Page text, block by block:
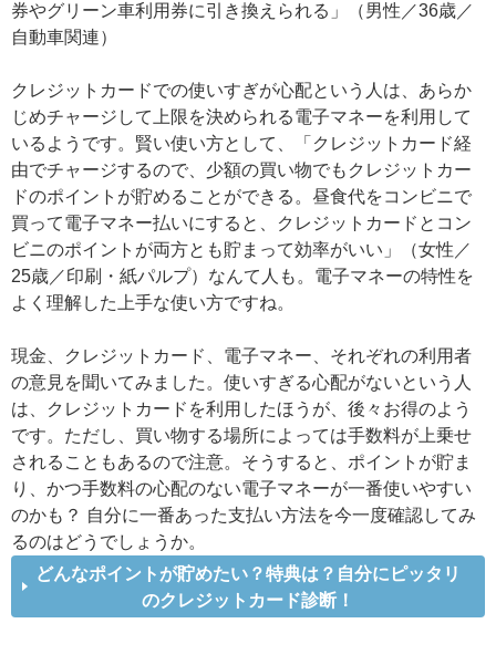
券やグリーン車利用券に引き換えられる」（男性／36歳／
自動車関連）
クレジットカードでの使いすぎが心配という人は、あらか
じめチャージして上限を決められる電子マネーを利用して
いるようです。賢い使い方として、「クレジットカード経
由でチャージするので、少額の買い物でもクレジットカー
ドのポイントが貯めることができる。昼食代をコンビニで
買って電子マネー払いにすると、クレジットカードとコン
ビニのポイントが両方とも貯まって効率がいい」（女性／
25歳／印刷・紙パルプ）なんて人も。電子マネーの特性を
よく理解した上手な使い方ですね。
現金、クレジットカード、電子マネー、それぞれの利用者
の意見を聞いてみました。使いすぎる心配がないという人
は、クレジットカードを利用したほうが、後々お得のよう
です。ただし、買い物する場所によっては手数料が上乗せ
されることもあるので注意。そうすると、ポイントが貯ま
り、かつ手数料の心配のない電子マネーが一番使いやすい
のかも？ 自分に一番あった支払い方法を今一度確認してみ
るのはどうでしょうか。
どんなポイントが貯めたい？特典は？自分にピッタリ
のクレジットカード診断！